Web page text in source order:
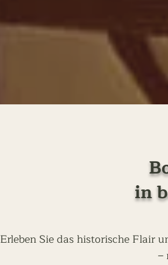
in
Erleben Sie das historische Flair
–